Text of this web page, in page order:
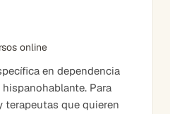
online
en dependencia
Para
terapeutas que quieren